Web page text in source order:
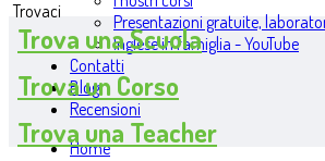
Presentazioni gratuite,
Inglese in famiglia - YouTube
Contatti
Blog
Recensioni
Home
Trovaci
Trova una Scuola
Trova un Corso
Trova una Teacher